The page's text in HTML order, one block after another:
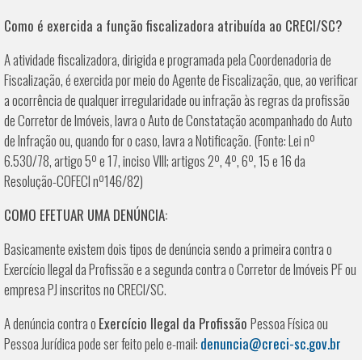
Como é exercida a função fiscalizadora atribuída ao CRECI/SC?
A atividade fiscalizadora, dirigida e programada pela Coordenadoria de
Fiscalização, é exercida por meio do Agente de Fiscalização, que, ao verificar
a ocorrência de qualquer irregularidade ou infração às regras da profissão
de Corretor de Imóveis, lavra o Auto de Constatação acompanhado do Auto
de Infração ou, quando for o caso, lavra a Notificação. (Fonte: Lei nº
6.530/78, artigo 5º e 17, inciso VIII; artigos 2º, 4º, 6º, 15 e 16 da
Resolução-COFECI nº146/82)
COMO EFETUAR UMA DENÚNCIA:
Basicamente existem dois tipos de denúncia sendo a primeira contra o
Exercício Ilegal da Profissão e a segunda contra o Corretor de Imóveis PF ou
empresa PJ inscritos no CRECI/SC.
A denúncia contra o Exercício Ilegal da Profissão Pessoa Física ou
Pessoa Jurídica pode ser feito pelo e-mail: denuncia@creci-sc.gov.br